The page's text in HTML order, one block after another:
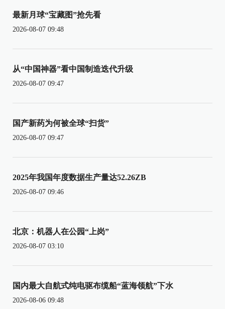
最新月球“宝藏图”抢先看
2026-08-07 09:48
从“中国神器”看中国制造迭代升级
2026-08-07 09:47
国产新药为何被全球“扫货”
2026-08-07 09:47
2025年我国年度数据生产量达52.26ZB
2026-08-07 09:46
北京：机器人在公园“上岗”
2026-08-07 03:10
国内最大自航式纯电驱布缆船“蓝海领航”下水
2026-08-06 09:48